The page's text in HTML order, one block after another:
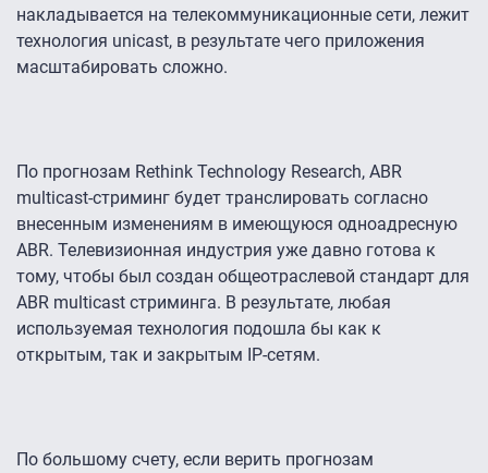
накладывается на телекоммуникационные сети, лежит
технология unicast, в результате чего приложения
масштабировать сложно.
По прогнозам Rethink Technology Research, ABR
multicast-стриминг будет транслировать согласно
внесенным изменениям в имеющуюся одноадресную
ABR. Телевизионная индустрия уже давно готова к
тому, чтобы был создан общеотраслевой стандарт для
ABR multicast стриминга. В результате, любая
используемая технология подошла бы как к
открытым, так и закрытым IP-сетям.
По большому счету, если верить прогнозам